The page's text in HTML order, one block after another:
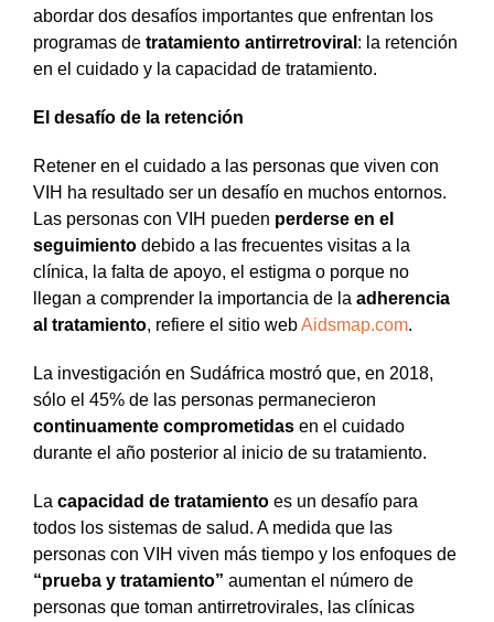
abordar dos desafíos importantes que enfrentan los
programas de tratamiento antirretroviral : la retención
en el cuidado y la capacidad de tratamiento.
El desafío de la retención
Retener en el cuidado a las personas que viven con
VIH ha resultado ser un desafío en muchos entornos.
Las personas con VIH pueden perderse en el
seguimiento debido a las frecuentes visitas a la
clínica, la falta de apoyo, el estigma o porque no
llegan a comprender la importancia de la adherencia
al tratamiento, refiere el sitio webAidsmap.com.
La investigación en Sudáfrica mostró que, en 2018,
sólo el 45% de las personas permanecieron
continuamente comprometidas en el cuidado
durante el año posterior al inicio de su tratamiento.
La capacidad de tratamiento es un desafío para
todos los sistemas de salud. A medida que las
personas con VIH viven más tiempo y los enfoques de
“prueba y tratamiento” aumentan el número de
personas que toman antirretrovirales, las clínicas